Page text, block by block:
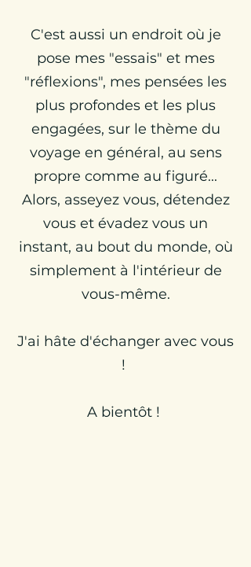
C'est aussi un endroit où je
pose mes "essais" et mes
"réflexions", mes pensées les
plus profondes et les plus
engagées, sur le thème du
voyage en général, au sens
propre comme au figuré...
Alors, asseyez vous, détendez
vous et évadez vous un
instant, au bout du monde, où
simplement à l'intérieur de
vous-même.
J'ai hâte d'échanger avec vous
!
A bientôt !